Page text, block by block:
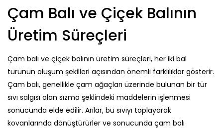
Çam Balı ve Çiçek Balının
Üretim Süreçleri
Çam balı ve çiçek balının üretim süreçleri, her iki bal
türünün oluşum şekilleri açısından önemli farklılıklar gösterir.
Çam balı, genellikle çam ağaçları üzerinde bulunan bir tür
sıvı salgısı olan sızma şeklindeki maddelerin işlenmesi
sonucunda elde edilir. Arılar, bu sıvıyı toplayarak
kovanlarında dönüştürürler ve sonucunda çam balı